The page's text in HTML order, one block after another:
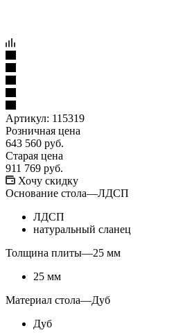
Артикул: 115319
Розничная цена
643 560 руб.
Старая цена
911 769 руб.
Хочу скидку
Основание стола—ЛДСП
ЛДСП
натуральный сланец
Толщина плиты—25 мм
25 мм
Материал стола—Дуб
Дуб